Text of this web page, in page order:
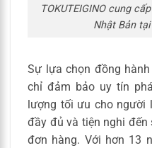
TOKUTEIGINO cung
Nhật Bản
Sự lựa chọn đồng
chỉ đảm bảo uy tín
lượng tối ưu cho người
đầy đủ và tiện nghi đến
đơn hàng. Với hơn 13